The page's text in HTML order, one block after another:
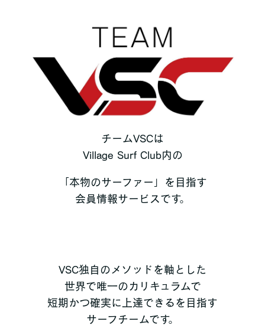
チームVSCは
Village Surf Club内の
「本物のサーファー」を目指す
会員情報サービスです。
VSC独自のメソッドを軸とした
世界で唯一のカリキュラムで
短期かつ確実に上達できるを目指す
サーフチームです。